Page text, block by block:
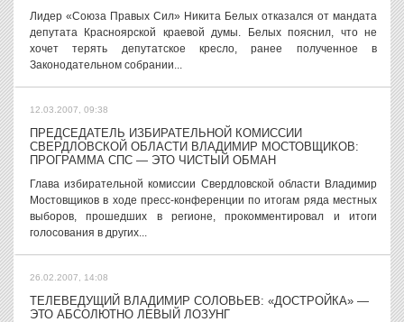
Лидер «Союза Правых Сил» Никита Белых отказался от мандата
депутата Красноярской краевой думы. Белых пояснил, что не
хочет терять депутатское кресло, ранее полученное в
Законодательном собрании...
12.03.2007, 09:38
ПРЕДСЕДАТЕЛЬ ИЗБИРАТЕЛЬНОЙ КОМИССИИ
СВЕРДЛОВСКОЙ ОБЛАСТИ ВЛАДИМИР МОСТОВЩИКОВ:
ПРОГРАММА СПС — ЭТО ЧИСТЫЙ ОБМАН
Глава избирательной комиссии Свердловской области Владимир
Мостовщиков в ходе пресс-конференции по итогам ряда местных
выборов, прошедших в регионе, прокомментировал и итоги
голосования в других...
26.02.2007, 14:08
ТЕЛЕВЕДУЩИЙ ВЛАДИМИР СОЛОВЬЕВ: «ДОСТРОЙКА» —
ЭТО АБСОЛЮТНО ЛЕВЫЙ ЛОЗУНГ